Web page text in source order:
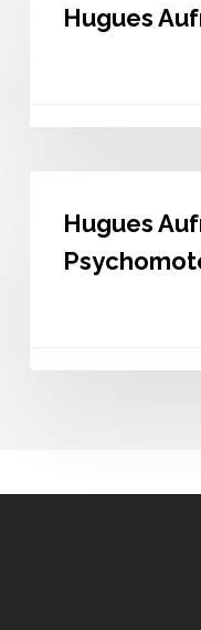
Hugues
Cauchemar
Psychomoteur
Hugues